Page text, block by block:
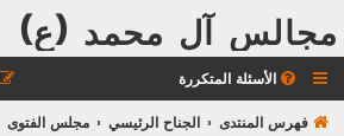
مجالس آل محمد (ع)
الأسئلة المتكررة
فهرس المنتدى الجناح الرئيسي مجلس الفتوى